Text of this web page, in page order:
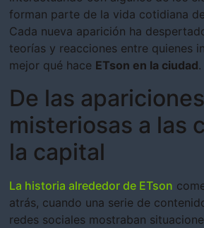
forman parte de la vida cotidiana
Cada nueva aparición ha
teorías y reacciones entre quienes
mejor qué hace ETson en la ciudad.
De las apariciones
misteriosas a las
la capital
La historia alrededor de ETson
atrás, cuando una serie de
redes sociales mostraban